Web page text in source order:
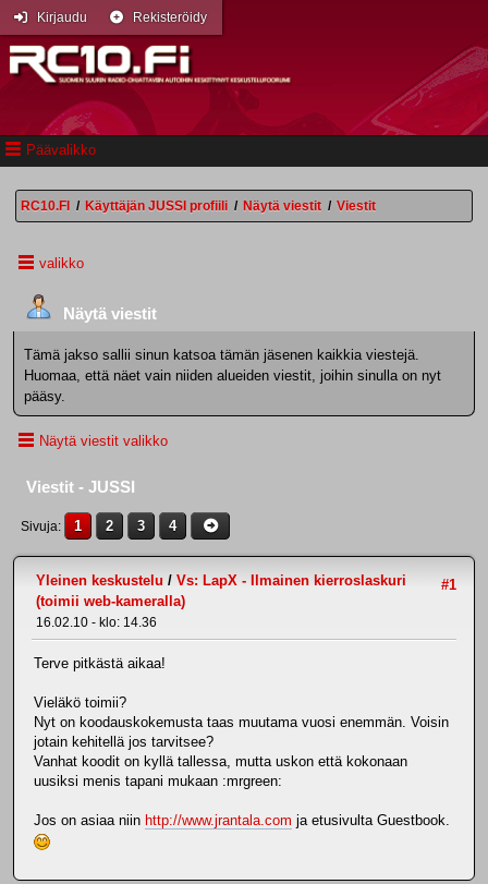
Päävalikko
Kirjaudu Rekisteröidy
RC10.FI / Käyttäjän JUSSI profiili / Näytä viestit / Viestit
valikko
Näytä viestit
Tämä jakso sallii sinun katsoa tämän jäsenen kaikkia viestejä.
Huomaa, että näet vain niiden alueiden viestit, joihin sinulla on nyt
pääsy.
Näytä viestit valikko
Viestit - JUSSI
Sivuja 1 2 3 4
#1
Yleinen keskustelu / Vs: LapX - Ilmainen kierroslaskuri
(toimii web-kameralla)
16.02.10 - klo: 14.36
Terve pitkästä aikaa!
Vieläkö toimii?
Nyt on koodauskokemusta taas muutama vuosi enemmän. Voisin
jotain kehitellä jos tarvitsee?
Vanhat koodit on kyllä tallessa, mutta uskon että kokonaan
uusiksi menis tapani mukaan :mrgreen:
Jos on asiaa niin http://www.jrantala.com ja etusivulta Guestbook.